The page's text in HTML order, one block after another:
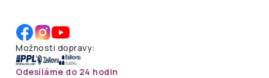
Možnosti dopravy:
Odesíláme do 24 hodin